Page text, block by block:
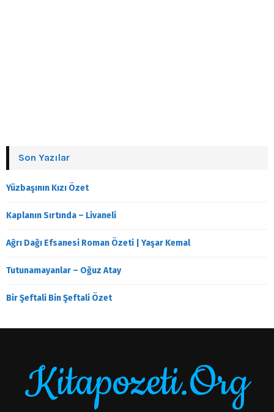
Son Yazılar
Yüzbaşının Kızı Özet
Kaplanın Sırtında – Livaneli
Ağrı Dağı Efsanesi Roman Özeti | Yaşar Kemal
Tutunamayanlar – Oğuz Atay
Bir Şeftali Bin Şeftali Özet
Kitapozeti.Org